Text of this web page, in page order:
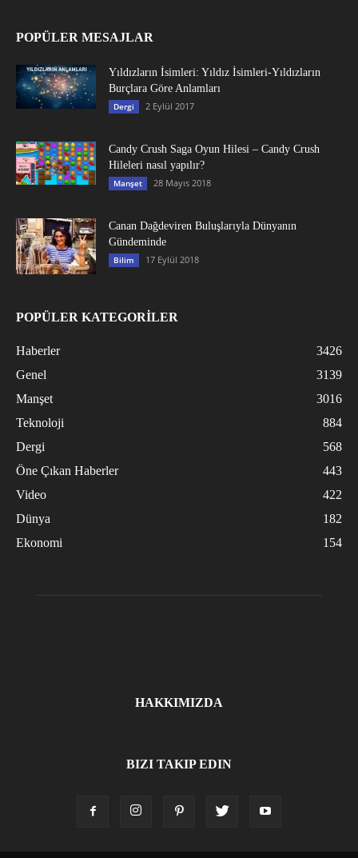
POPÜLER MESAJLAR
Yıldızların İsimleri: Yıldız İsimleri-Yıldızların
Burçlara Göre Anlamları
Dergi 2 Eylül 2017
Candy Crush Saga Oyun Hilesi – Candy Crush
Hileleri nasıl yapılır?
Manşet 28 Mayıs 2018
Canan Dağdeviren Buluşlarıyla Dünyanın
Gündeminde
Bilim 17 Eylül 2018
POPÜLER KATEGORİLER
Haberler
3426
Genel
3139
Manşet
3016
Teknoloji
884
Dergi
568
Öne Çıkan Haberler
443
Video
422
Dünya
182
Ekonomi
154
HAKKIMIZDA
BIZI TAKIP EDIN